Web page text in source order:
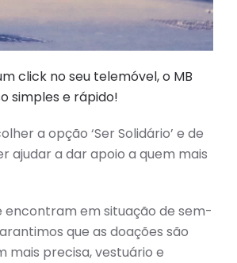
click no seu telemóvel, o MB
simples e rápido!
a opção ‘Ser Solidário’ e de
ajudar a dar apoio a quem mais
encontram em situação de sem-
que as doações são
mais precisa, vestuário e